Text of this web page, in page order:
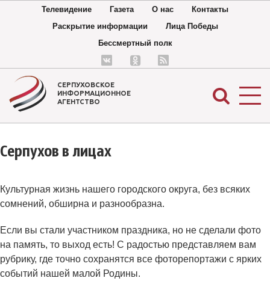
Телевидение Газета О нас
Контакты
Раскрытие информации
Лица Победы
Бессмертный полк
СЕРПУХОВСКОЕ
ИНФОРМАЦИОННОЕ
АГЕНТСТВО
Серпухов в лицах
Культурная жизнь нашего городского округа, без всяких
сомнений, обширна и разнообразна.
Если вы стали участником праздника, но не сделали фото
на память, то выход есть! С радостью представляем вам
рубрику, где точно сохранятся все фоторепортажи с ярких
событий нашей малой Родины.